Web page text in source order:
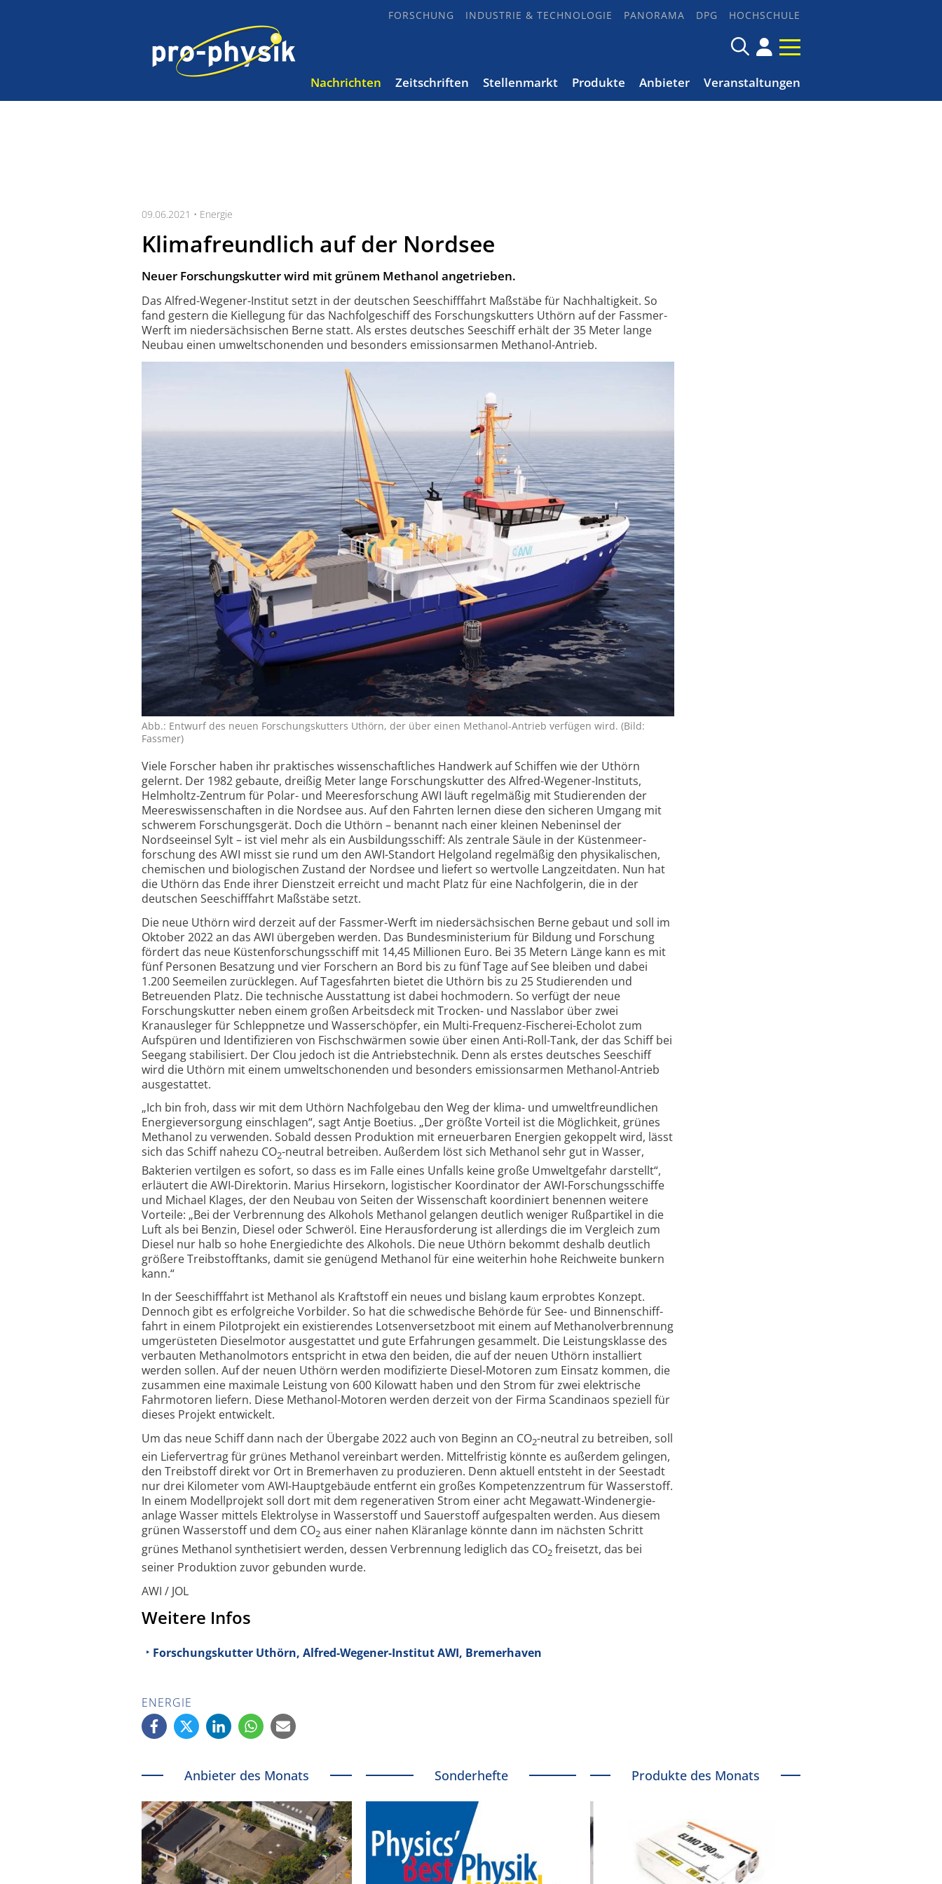
FORSCHUNG INDUSTRIE & TECHNOLOGIE PANORAMA DPG HOCHSCHULE
Nachrichten Zeitschriften Stellenmarkt Produkte Anbieter Veranstaltungen
09.06.2021 • Energie
Klimafreundlich auf der Nordsee
Neuer Forschungskutter wird mit grünem Methanol angetrieben.
Das Alfred-Wegener-Institut setzt in der deutschen Seeschifffahrt Maßstäbe für Nachhaltigkeit. So
fand gestern die Kiellegung für das Nachfolge­schiff des Forschungskutters Uthörn auf der Fassmer-
Werft im nieder­sächsischen Berne statt. Als erstes deutsches Seeschiff erhält der 35 Meter lange
Neubau einen umwelt­schonenden und besonders emission­s­armen Methanol-Antrieb.
Abb.: Entwurf des neuen Forschungs­kutters Uthörn, der über einen Methanol-Antrieb verfügen wird. (Bild:
Fassmer)
Viele Forscher haben ihr praktisches wissenschaftliches Handwerk auf Schiffen wie der Uthörn
gelernt. Der 1982 gebaute, dreißig Meter lange Forschungs­kutter des Alfred-Wegener-Instituts,
Helmholtz-Zentrum für Polar- und Meeres­forschung AWI läuft regelmäßig mit Studierenden der
Meeres­wissenschaften in die Nordsee aus. Auf den Fahrten lernen diese den sicheren Umgang mit
schwerem Forschungsgerät. Doch die Uthörn – benannt nach einer kleinen Nebeninsel der
Nordseeinsel Sylt – ist viel mehr als ein Ausbildungs­schiff: Als zentrale Säule in der Küstenmeer­
forschung des AWI misst sie rund um den AWI-Standort Helgoland regelmäßig den physikalischen,
chemischen und biologischen Zustand der Nordsee und liefert so wertvolle Langzeitdaten. Nun hat
die Uthörn das Ende ihrer Dienstzeit erreicht und macht Platz für eine Nachfolgerin, die in der
deutschen Seeschiff­fahrt Maßstäbe setzt.
Die neue Uthörn wird derzeit auf der Fassmer-Werft im nieder­sächsischen Berne gebaut und soll im
Oktober 2022 an das AWI übergeben werden. Das Bundesministerium für Bildung und Forschung
fördert das neue Küstenforschungs­schiff mit 14,45 Millionen Euro. Bei 35 Metern Länge kann es mit
fünf Personen Besatzung und vier Forschern an Bord bis zu fünf Tage auf See bleiben und dabei
1.200 Seemeilen zurücklegen. Auf Tagesfahrten bietet die Uthörn bis zu 25 Studierenden und
Betreuenden Platz. Die technische Ausstattung ist dabei hochmodern. So verfügt der neue
Forschungs­kutter neben einem großen Arbeitsdeck mit Trocken- und Nasslabor über zwei
Kranausleger für Schlepp­netze und Wasserschöpfer, ein Multi-Frequenz-Fischerei-Echolot zum
Aufspüren und Identifizieren von Fischschwärmen sowie über einen Anti-Roll-Tank, der das Schiff bei
Seegang stabilisiert. Der Clou jedoch ist die Antriebs­technik. Denn als erstes deutsches Seeschiff
wird die Uthörn mit einem umwelt­schonenden und besonders emissions­­armen Methanol-Antrieb
ausgestattet.
„Ich bin froh, dass wir mit dem Uthörn Nachfolgebau den Weg der klima- und umwelt­freundlichen
Energieversorgung einschlagen“, sagt Antje Boetius. „Der größte Vorteil ist die Möglichkeit, grünes
Methanol zu verwenden. Sobald dessen Produktion mit erneuer­baren Energien gekoppelt wird, lässt
sich das Schiff nahezu CO2-neutral betreiben. Außerdem löst sich Methanol sehr gut in Wasser,
Bakterien vertilgen es sofort, so dass es im Falle eines Unfalls keine große Umweltgefahr darstellt“,
erläutert die AWI-Direktorin. Marius Hirsekorn, logistischer Koordinator der AWI-Forschungs­­schiffe
und Michael Klages, der den Neubau von Seiten der Wissenschaft koordiniert benennen weitere
Vorteile: „Bei der Verbrennung des Alkohols Methanol gelangen deutlich weniger Rußpartikel in die
Luft als bei Benzin, Diesel oder Schweröl. Eine Heraus­forderung ist allerdings die im Vergleich zum
Diesel nur halb so hohe Energie­­dichte des Alkohols. Die neue Uthörn bekommt deshalb deutlich
größere Treibstoff­­tanks, damit sie genügend Methanol für eine weiterhin hohe Reichweite bunkern
kann.“
In der Seeschiff­­fahrt ist Methanol als Kraftstoff ein neues und bislang kaum erprobtes Konzept.
Dennoch gibt es erfolg­reiche Vorbilder. So hat die schwedische Behörde für See- und Binnen­schiff­
fahrt in einem Pilotprojekt ein existierendes Lotsen­­versetzboot mit einem auf Methanol­­verbrennung
umgerüsteten Dieselmotor ausgestattet und gute Erfahrungen gesammelt. Die Leistungsklasse des
verbauten Methanol­­motors entspricht in etwa den beiden, die auf der neuen Uthörn installiert
werden sollen. Auf der neuen Uthörn werden modi­fizierte Diesel-Motoren zum Einsatz kommen, die
zusammen eine maximale Leistung von 600 Kilowatt haben und den Strom für zwei elektrische
Fahrmotoren liefern. Diese Methanol-Motoren werden derzeit von der Firma Scandinaos speziell für
dieses Projekt entwickelt.
Um das neue Schiff dann nach der Übergabe 2022 auch von Beginn an CO2-neutral zu betreiben, soll
ein Liefer­vertrag für grünes Methanol vereinbart werden. Mittelfristig könnte es außerdem gelingen,
den Treibstoff direkt vor Ort in Bremer­haven zu produzieren. Denn aktuell entsteht in der Seestadt
nur drei Kilometer vom AWI-Hauptgebäude entfernt ein großes Kompetenz­zentrum für Wasserstoff.
In einem Modellprojekt soll dort mit dem rege­nerativen Strom einer acht Megawatt-Windenergie­
anlage Wasser mittels Elektrolyse in Wasserstoff und Sauerstoff aufgespalten werden. Aus diesem
grünen Wasserstoff und dem CO2 aus einer nahen Kläranlage könnte dann im nächsten Schritt
grünes Methanol synthetisiert werden, dessen Verbrennung lediglich das CO2 freisetzt, das bei
seiner Produktion zuvor gebunden wurde.
AWI / JOL
Weitere Infos
Forschungskutter Uthörn, Alfred-Wegener-Institut AWI, Bremerhaven
ENERGIE
Anbieter des Monats Sonderhefte Produkte des Monats